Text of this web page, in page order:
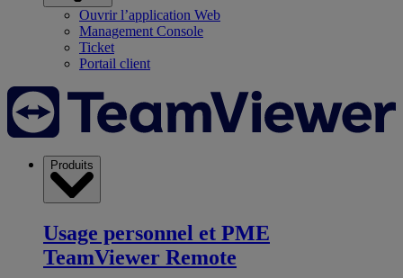
Ouvrir l’application Web
Management Console
Ticket
Portail client
Produits
Usage personnel et PME
TeamViewer Remote